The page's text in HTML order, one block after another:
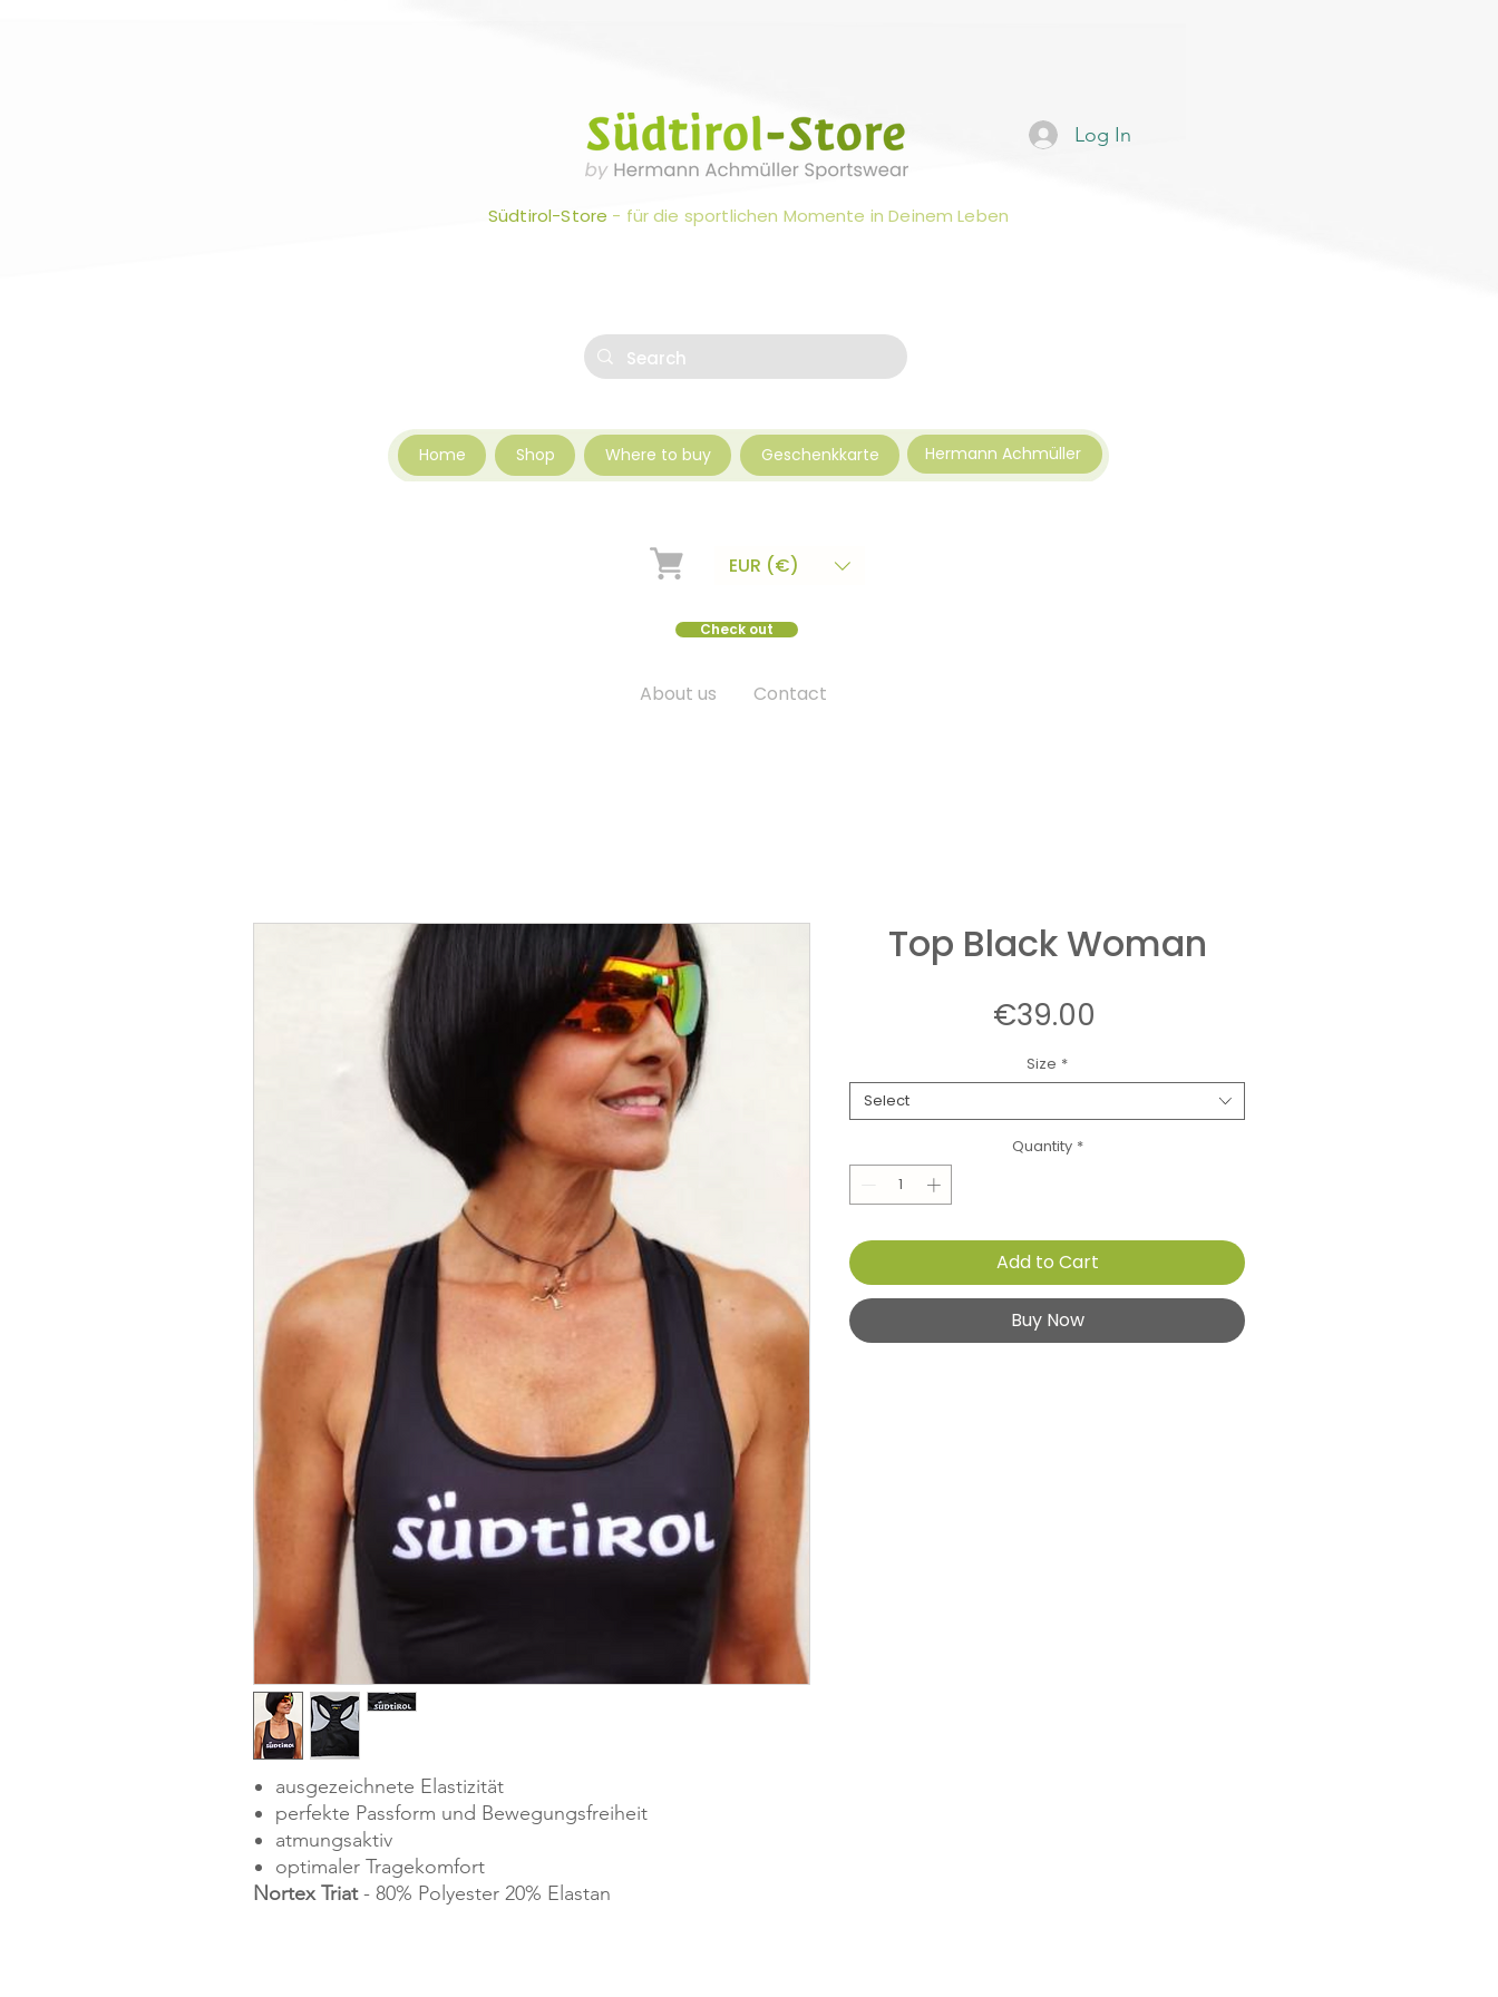
Log In
Südtirol-Store - für die sportlichen Momente in Deinem Leben
Home Shop Where to buy Geschenkkarte Hermann Achmüller
EUR (€)
Check out
About us Contact
ausgezeichnete Elastizität
perfekte Passform und Bewegungsfreiheit
atmungsaktiv
optimaler Tragekomfort
Nortex Triat- 80% Polyester 20% Elastan
Top Black Woman
€39.00
Size *
Select
Quantity *
Add to Cart
Buy Now